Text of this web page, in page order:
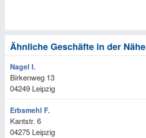
Ähnliche Geschäfte in der Nähe
Nagel I.
Birkenweg 13
04249 Leipzig
Erbsmehl F.
Kantstr. 6
04275 Leipzig